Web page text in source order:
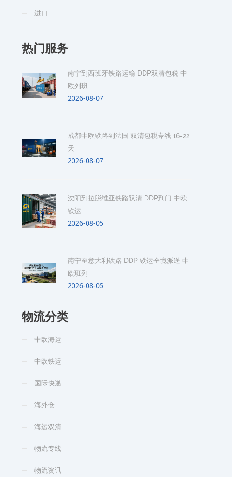
进口
热门服务
南宁到西班牙铁路运输 DDP双清包税 中
欧列班
2026-08-07
成都中欧铁路到法国 双清包税专线 16-22
天
2026-08-07
沈阳到拉脱维亚铁路双清 DDP到门 中欧
铁运
2026-08-05
南宁至意大利铁路 DDP 铁运全境派送 中
欧班列
2026-08-05
物流分类
中欧海运
中欧铁运
国际快递
海外仓
海运双清
物流专线
物流资讯